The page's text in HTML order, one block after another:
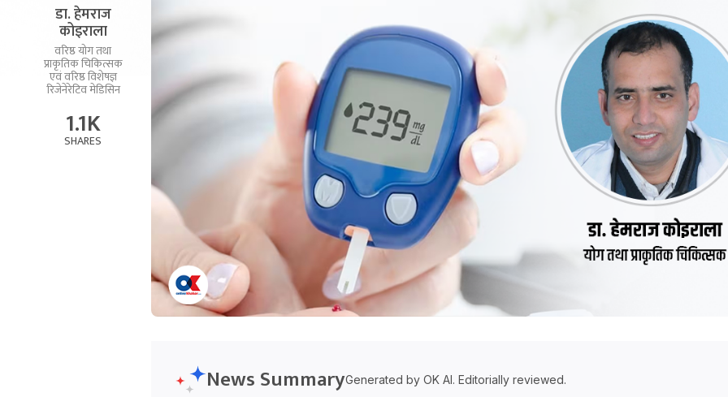
डा. हेमराज
कोइराला
वरिष्ठ योग तथा
प्राकृतिक चिकित्सक
एवं वरिष्ठ विशेषज्ञ
रिजेनेरेटिव मेडिसिन
1.1K
SHARES
News SummaryGenerated by OK AI. Editorially reviewed.